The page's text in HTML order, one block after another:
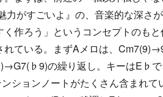
力がすごいよ』の、音楽的な深さ
作ろう」というコンセプトのも
れている。まずAメロは、
の繰り返し。キーはE♭で
ションノートがたくさん含まれ